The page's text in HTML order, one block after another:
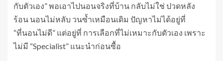
กับตัวเอง” พอเอาไปนอนจริงที่บ้าน กลับไม่ใช่ ปวดหลัง
ร้อน นอนไม่หลับ วนซ้ำเหมือนเดิม ปัญหาไม่ได้อยู่ที่
“ที่นอนไม่ดี” แต่อยู่ที่ การเลือกที่ไม่เหมาะกับตัวเอง เพราะ
ไม่มี “Specialist” แนะนำก่อนซื้อ